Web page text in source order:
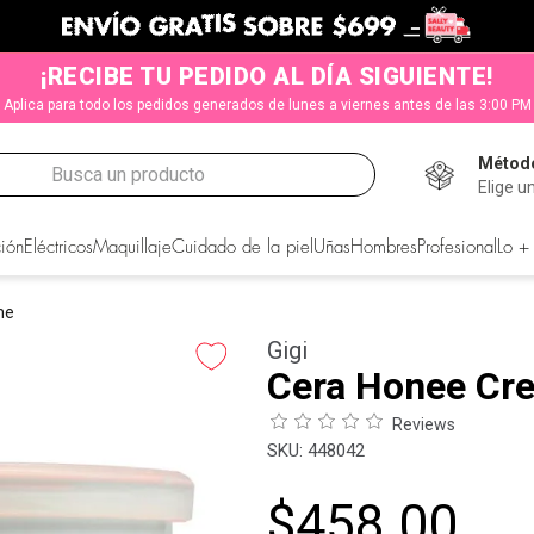
¡RECIBE TU PEDIDO AL DÍA SIGUIENTE!
Aplica para todo los pedidos generados de lunes a viernes antes de las 3:00 PM
Busca un producto
Elige
EléctricosMaquillajeCuidado de la piel Uñas Hombres Profesional Lo
Gigi
Cera Honee
Reviews
: 448042